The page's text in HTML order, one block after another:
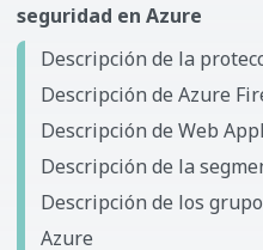
seguridad en Azure
Descripción de la
Descripción de Azure
Descripción de Web
Descripción de la
Descripción de los
Azure